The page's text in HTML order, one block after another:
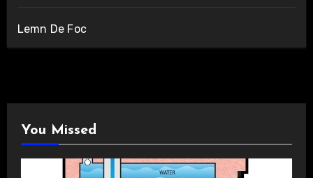
Lemn De Foc
You Missed